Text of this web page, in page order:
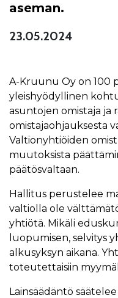
aseman.
23.05.2024
A-Kruunu Oy on 100
yleishyödyllinen
asuntojen omistaja ja
omistajaohjauksesta
Valtionyhtiöiden
muutoksista
päätösvaltaan.
Hallitus perustelee
valtiolla ole
yhtiötä. Mikäli
luopumisen, selvitys
alkusyksyn aikana.
toteutettaisiin
Lainsäädäntö